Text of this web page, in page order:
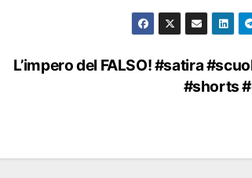
L’impero del FALSO! #satira
#shorts